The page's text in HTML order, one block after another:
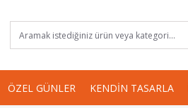
ÖZEL GÜNLER KENDIN TASARLA